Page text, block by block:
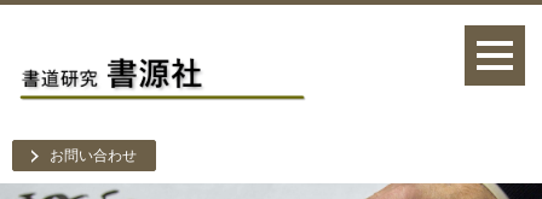
お問い合わせ